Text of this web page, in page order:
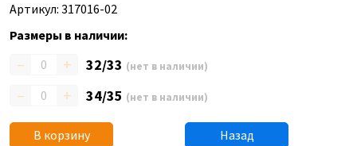
Артикул: 317016-02
Размеры в наличии:
– + 32/33 (нет в наличии)
– + 34/35 (нет в наличии)
В корзину Назад